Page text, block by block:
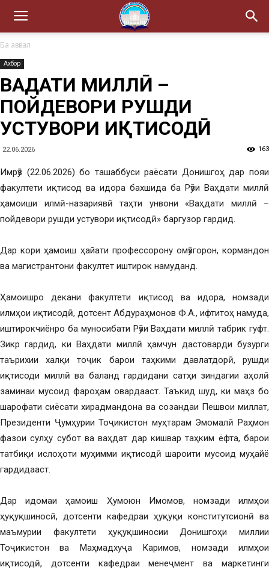
Ба аввал
Ахбор
ВАҲДАТИ МИЛЛӢ –
ПОЙДЕВОРИ РУШДИ
УСТУВОРИ ИҚТИСОДӢ
22.06.2026 163
Имрӯз (22.06.2026) бо ташаббуси раёсати Донишгоҳ дар пояи
факултети иқтисод ва идора бахшида ба Рӯзи Ваҳдати миллӣ
ҳамоиши илмӣ-назариявӣ таҳти унвони «Ваҳдати миллӣ –
пойдевори рушди устувори иқтисодӣ» баргузор гардид.
Дар кори ҳамоиш ҳайати профессорону омӯзгорон, кормандон
ва магистрантони факултет иштирок намуданд.
Ҳамоишро декани факултети иқтисод ва идора, номзади
илмҳои иқтисодӣ, дотсент Абдураҳмонов Ф.А., ифтитоҳ намуда,
иштирокчиёнро ба муносибати Рӯзи Ваҳдати миллӣ табрик гуфт.
Зикр гардид, ки Ваҳдати миллӣ ҳамчун дастоварди бузурги
таърихии халқи тоҷик барои таҳкими давлатдорӣ, рушди
иқтисоди миллӣ ва баланд гардидани сатҳи зиндагии аҳолӣ
заминаи мусоид фароҳам овардааст. Таъкид шуд, ки маҳз бо
шарофати сиёсати хирадмандона ва созандаи Пешвои миллат,
Президенти Ҷумҳурии Тоҷикистон муҳтарам Эмомалӣ Раҳмон
фазои сулҳу субот ва ваҳдат дар кишвар таҳким ёфта, барои
татбиқи ислоҳоти муҳимми иқтисодӣ шароити мусоид муҳайё
гардидааст.
Дар идомаи ҳамоиш Ҳумоюн Имомов, номзади илмҳои
ҳуқуқшиносӣ, дотсенти кафедраи ҳуқуқи конститутсионӣ ва
маъмурии факултети ҳуқуқшиносии Донишгоҳи миллии
Тоҷикистон ва Маҳмадхуҷа Каримов, номзади илмҳои
иқтисодӣ, дотсенти кафедраи менеҷмент ва маркетинги